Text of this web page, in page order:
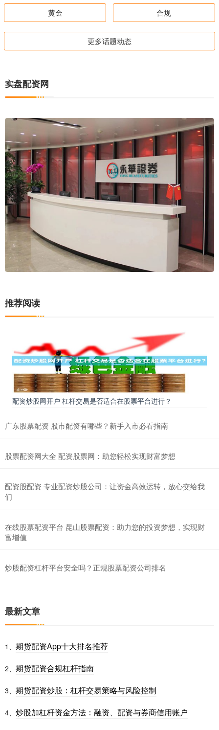
黄金 合规
更多话题动态
实盘配资网
推荐阅读
配资炒股网开户 杠杆交易是否适合在股票平台进行？
广东股票配资 股市配资有哪些？新手入市必看指南
股票配资网大全 配资股票网：助您轻松实现财富梦想
配资股配资 专业配资炒股公司：让资金高效运转，放心交给我
们
在线股票配资平台 昆山股票配资：助力您的投资梦想，实现财
富增值
炒股配资杠杆平台安全吗？正规股票配资公司排名
最新文章
1、 期货配资App十大排名推荐
2、 期货配资合规杠杆指南
3、 期货配资炒股：杠杆交易策略与风险控制
4、 炒股加杠杆资金方法：融资、配资与券商信用账户